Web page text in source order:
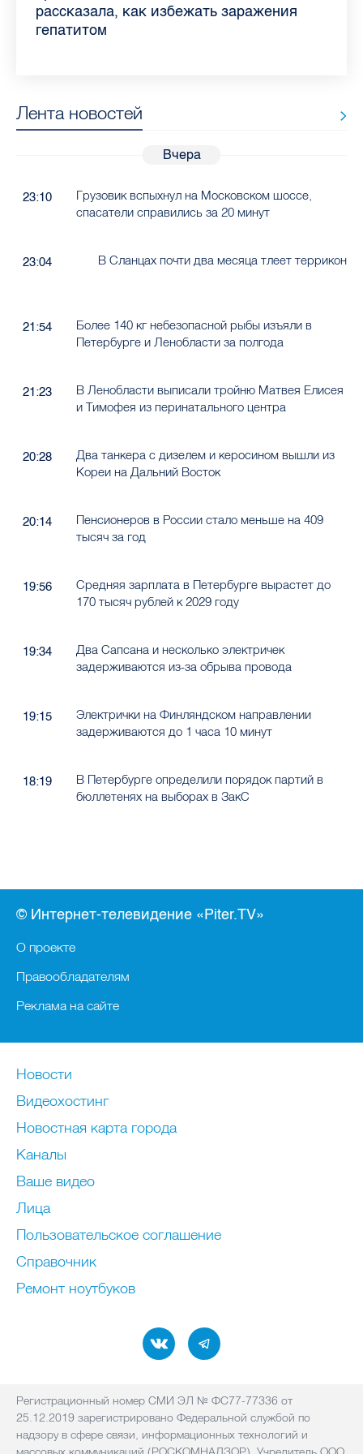
Ленобласти во II квартале 2026 года
рассказала, как избежать заражения
гепатитом
конкурс
работающих родителей
главные вопросы о заболевании
в жару
Лента новостей
Вчера
23:10
Грузовик вспыхнул на Московском шоссе,
спасатели справились за 20 минут
23:04 В Сланцах почти два месяца тлеет террикон
21:54
Более 140 кг небезопасной рыбы изъяли в
Петербурге и Ленобласти за полгода
21:23
В Ленобласти выписали тройню Матвея Елисея
и Тимофея из перинатального центра
20:28
Два танкера с дизелем и керосином вышли из
Кореи на Дальний Восток
20:14
Пенсионеров в России стало меньше на 409
тысяч за год
19:56
Средняя зарплата в Петербурге вырастет до
170 тысяч рублей к 2029 году
19:34
Два Сапсана и несколько электричек
задерживаются из-за обрыва провода
19:15
Электрички на Финляндском направлении
задерживаются до 1 часа 10 минут
18:19
В Петербурге определили порядок партий в
бюллетенях на выборах в ЗакС
© Интернет-телевидение «Piter.TV»
О проекте
Правообладателям
Реклама на сайте
Новости
Видеохостинг
Новостная карта города
Каналы
Ваше видео
Лица
Пользовательское соглашение
Справочник
Ремонт нoутбуков
Регистрационный номер СМИ ЭЛ № ФС77-77336 от
25.12.2019 зарегистрировано Федеральной службой по
надзору в сфере связи, информационных технологий и